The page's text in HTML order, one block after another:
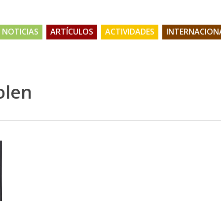
NOTICIAS ARTÍCULOS ACTIVIDADES